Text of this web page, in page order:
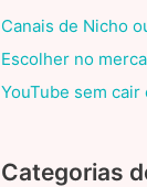
Canais de Nicho
Escolher no
YouTube sem
Categorias